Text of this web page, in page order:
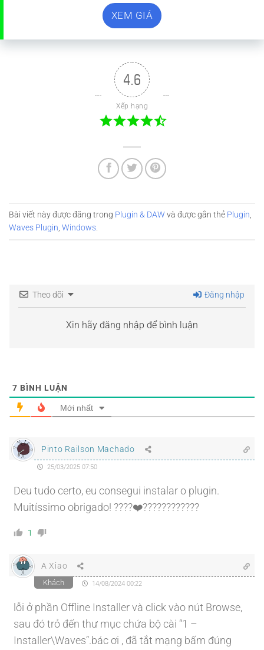
XEM GIÁ
4.6
Xếp hạng
Bài viết này được đăng trong Plugin & DAW và được gắn thẻ Plugin,
Waves Plugin, Windows.
Theo dõi Đăng nhập
Xin hãy đăng nhập để bình luận
7 BÌNH LUẬN
Mới nhất
Pinto Railson Machado
25/03/2025 07:50
Deu tudo certo, eu consegui instalar o plugin.
Muitíssimo obrigado! ????❤️????????????
1
A Xiao
Khách 14/08/2024 00:22
lỗi ở phần Offline Installer và click vào nút Browse,
sau đó trỏ đến thư mục chứa bộ cài “1 –
Installer\Waves“.bác ơi , đã tắt mạng bấm đúng